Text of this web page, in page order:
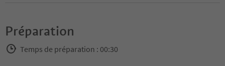
Préparation
Temps de préparation : 00:30